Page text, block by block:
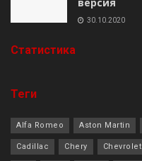
30.10.2020
Cтатистика
Теги
Alfa Romeo Aston Martin
Cadillac Chery Chevrolet